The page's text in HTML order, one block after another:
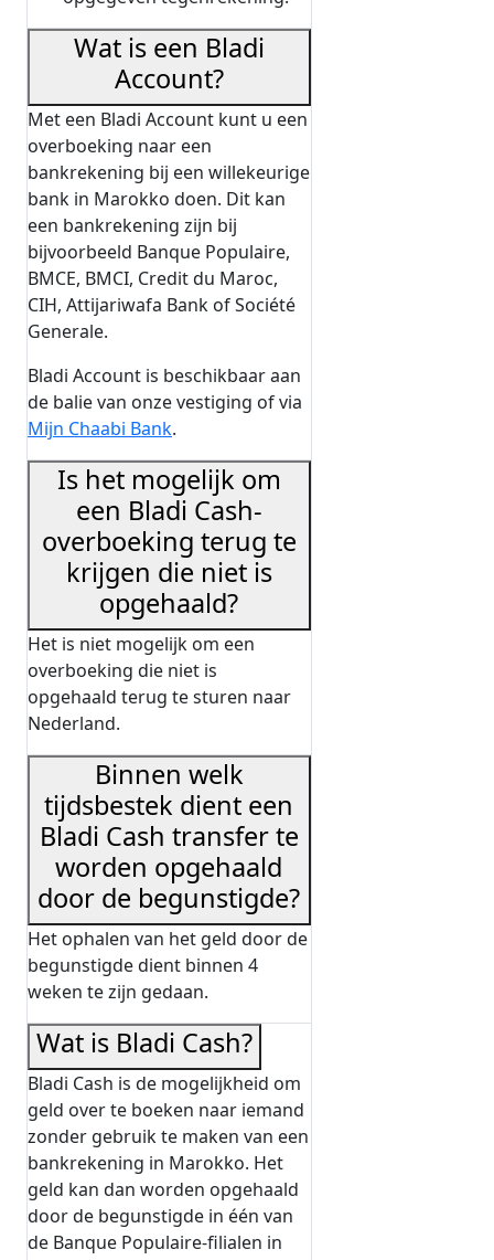
Wat is een Bladi
Account?
Met een Bladi Account kunt u een
overboeking naar een
bankrekening bij een willekeurige
bank in Marokko doen. Dit kan
een bankrekening zijn bij
bijvoorbeeld Banque Populaire,
BMCE, BMCI, Credit du Maroc,
CIH, Attijariwafa Bank of Société
Generale.
Bladi Account is beschikbaar aan
de balie van onze vestiging of via
Mijn Chaabi Bank.
Is het mogelijk om
een Bladi Cash-
overboeking terug te
krijgen die niet is
opgehaald?
Het is niet mogelijk om een
overboeking die niet is
opgehaald terug te sturen naar
Nederland.
Binnen welk
tijdsbestek dient een
Bladi Cash transfer te
worden opgehaald
door de begunstigde?
Het ophalen van het geld door de
begunstigde dient binnen 4
weken te zijn gedaan.
Wat is Bladi Cash?
Bladi Cash is de mogelijkheid om
geld over te boeken naar iemand
zonder gebruik te maken van een
bankrekening in Marokko. Het
geld kan dan worden opgehaald
door de begunstigde in één van
de Banque Populaire-filialen in